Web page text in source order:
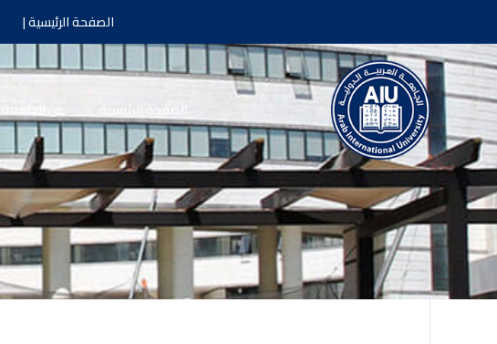
الصفحة الرئيسية |
الصفحة الرئيسية عن الجامعة